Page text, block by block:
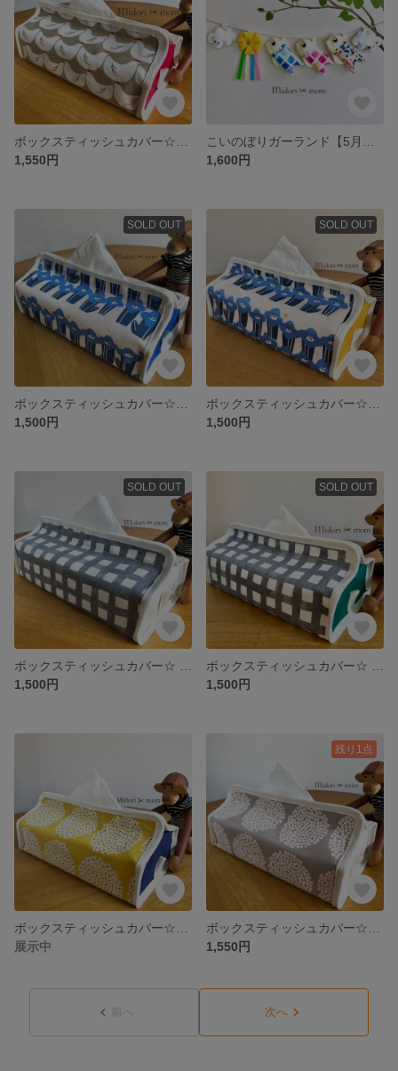
1,550円
1,600円
SOLD OUT
1,500円
SOLD OUT
1,500円
SOLD OUT
1,500円
SOLD OUT
1,500円
展示中
残り1点
1,550円
前へ 次へ